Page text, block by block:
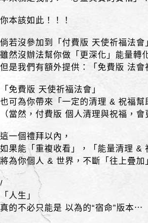
你本該如此！！！
倘若沒參加到「付費版 天使祈福法會
雖然沒辦法幫你做「更深化」能量轉
但是我們有額外提供：「免費版 法會
「免費版 天使祈福法會」
也可為你帶來「一定的清理 & 祝福幫
（當然，付費版 個人清理與祝福，
這一個禮拜以內，
如果能「重複收看」，「能量清理 &
將為你個人 & 世界，不斷「往上疊加
/
「人生」
真的不必只能是 以為的“宿命”版本⋯